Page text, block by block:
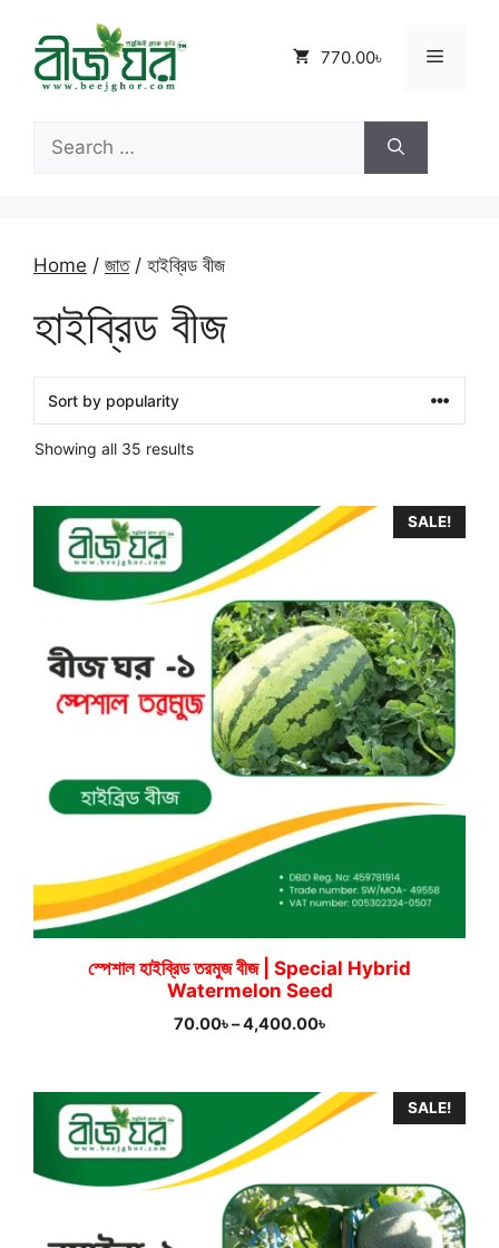
content
770.00৳ Menu
for:
Home / জাত/ হাইব্রিড বীজ
হাইব্রিড বীজ
Showing all 35 resultsSorted
SALE!
স্পেশাল হাইব্রিড তরমুজ বীজ | Special Hybrid
Watermelon Seed
70.00৳–4,400.00৳Price
through
4,400.00৳
SALE!